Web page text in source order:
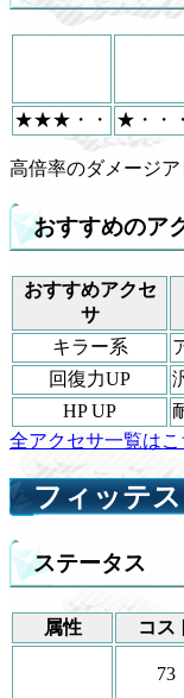
★★★・・ ★・・
高倍率のダメージア
おすすめのア
おすすめアクセ
サ
キラー系
回復力UP
HP UP
全アクセサ一覧はこ
フィッテ
ステータス
属性 コス
73